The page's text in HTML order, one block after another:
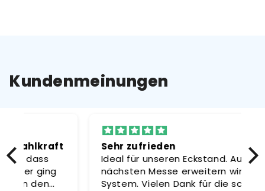
Kundenmeinungen
Sehr zufrieden
Ideal für unseren Eckstand. Auf der
nächsten Messe erweitern wir das
System. Vielen Dank für die schnelle